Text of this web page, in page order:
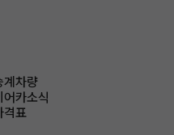
계차량
어카소식
격표